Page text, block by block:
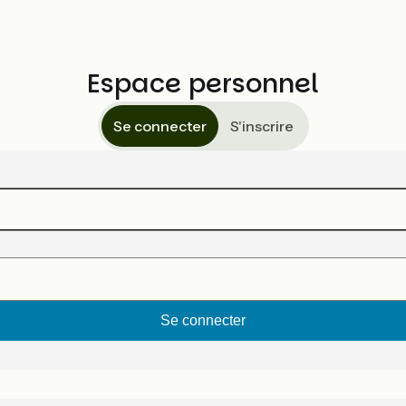
Espace personnel
Se connecter S'inscrire